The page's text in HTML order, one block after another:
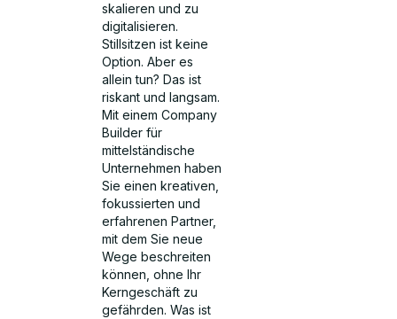
skalieren und zu
digitalisieren.
Stillsitzen ist keine
Option. Aber es
allein tun? Das ist
riskant und langsam.
Mit einem Company
Builder für
mittelständische
Unternehmen haben
Sie einen kreativen,
fokussierten und
erfahrenen Partner,
mit dem Sie neue
Wege beschreiten
können, ohne Ihr
Kerngeschäft zu
gefährden. Was ist